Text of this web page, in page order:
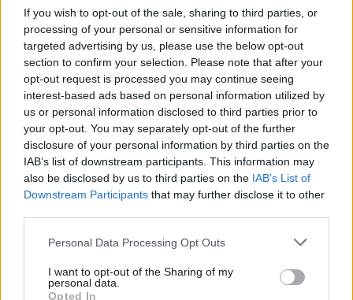
If you wish to opt-out of the sale, sharing to third parties, or
processing of your personal or sensitive information for
targeted advertising by us, please use the below opt-out
section to confirm your selection. Please note that after your
opt-out request is processed you may continue seeing
interest-based ads based on personal information utilized by
us or personal information disclosed to third parties prior to
your opt-out. You may separately opt-out of the further
disclosure of your personal information by third parties on the
IAB’s list of downstream participants. This information may
also be disclosed by us to third parties on the IAB’s List of
Downstream Participants that may further disclose it to other
Please note that this website/app uses one or more Google
not limited to your visit or usage behaviour. You may click to
grant or deny consent to Google and its third-party tags to
Personal Data Processing Opt Outs
I want to opt-out of the Sharing of my
personal data.
Opted In
σίγουρος ότι θα καταρρεύσει το κατηγορητήριο. Το
σημαντικότερο είναι όλοι να καταλάβουν ότι η
ελευθερία είναι το σημαντικότερο αγαθό. Ο
κρατούμενος στις φυλακές πεθαίνει κάθε μέρα»,
πρόσθεσε ο Αλέξης Κούγιας.
ΑΣΕΠ: Πιστοποίηση Αγγλικών σε
μόνο 2 ημέρες στα χέρια σας